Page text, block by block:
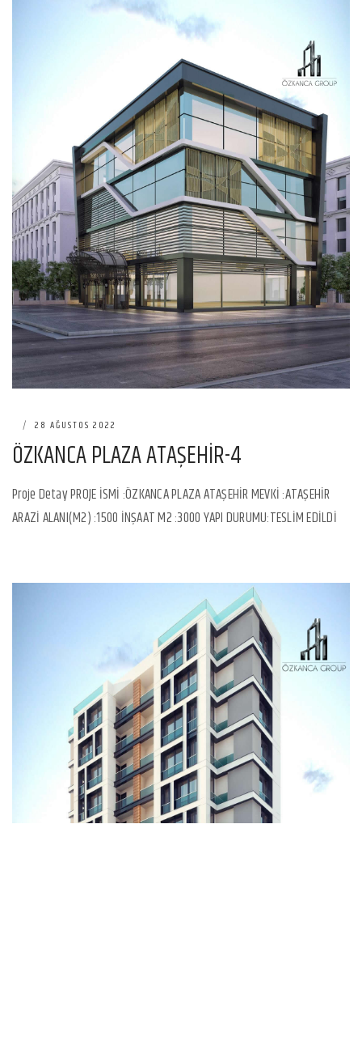
| 28 AĞUSTOS 2022
ÖZKANCA PLAZA ATAŞEHİR-4
Proje Detay PROJE İSMİ :ÖZKANCA PLAZA ATAŞEHİR MEVKİ :ATAŞEHİR
ARAZİ ALANI(M2) :1500 İNŞAAT M2 :3000 YAPI DURUMU:TESLİM EDİLDİ